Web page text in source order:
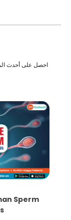
احصل على أحدث
Sperm